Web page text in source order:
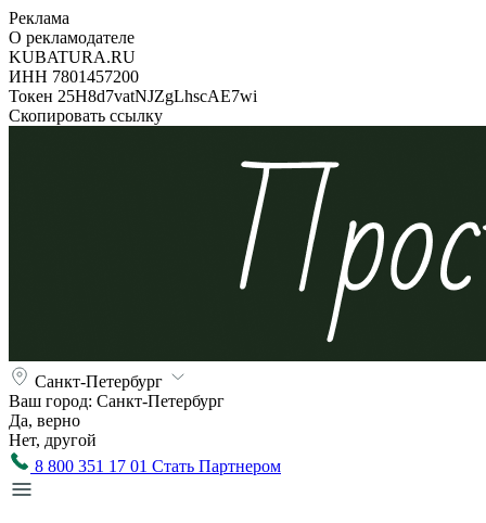
Реклама
О рекламодателе
KUBATURA.RU
ИНН 7801457200
Токен 25H8d7vatNJZgLhscAE7wi
Скопировать ссылку
Санкт-Петербург
Ваш город: Санкт-Петербург
Да, верно
Нет, другой
8 800 351 17 01 Стать Партнером